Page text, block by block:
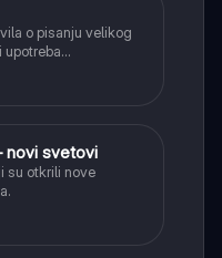
o pisanju velikog
upotreba
na zarez u
novi svetovi
su otkrili nove